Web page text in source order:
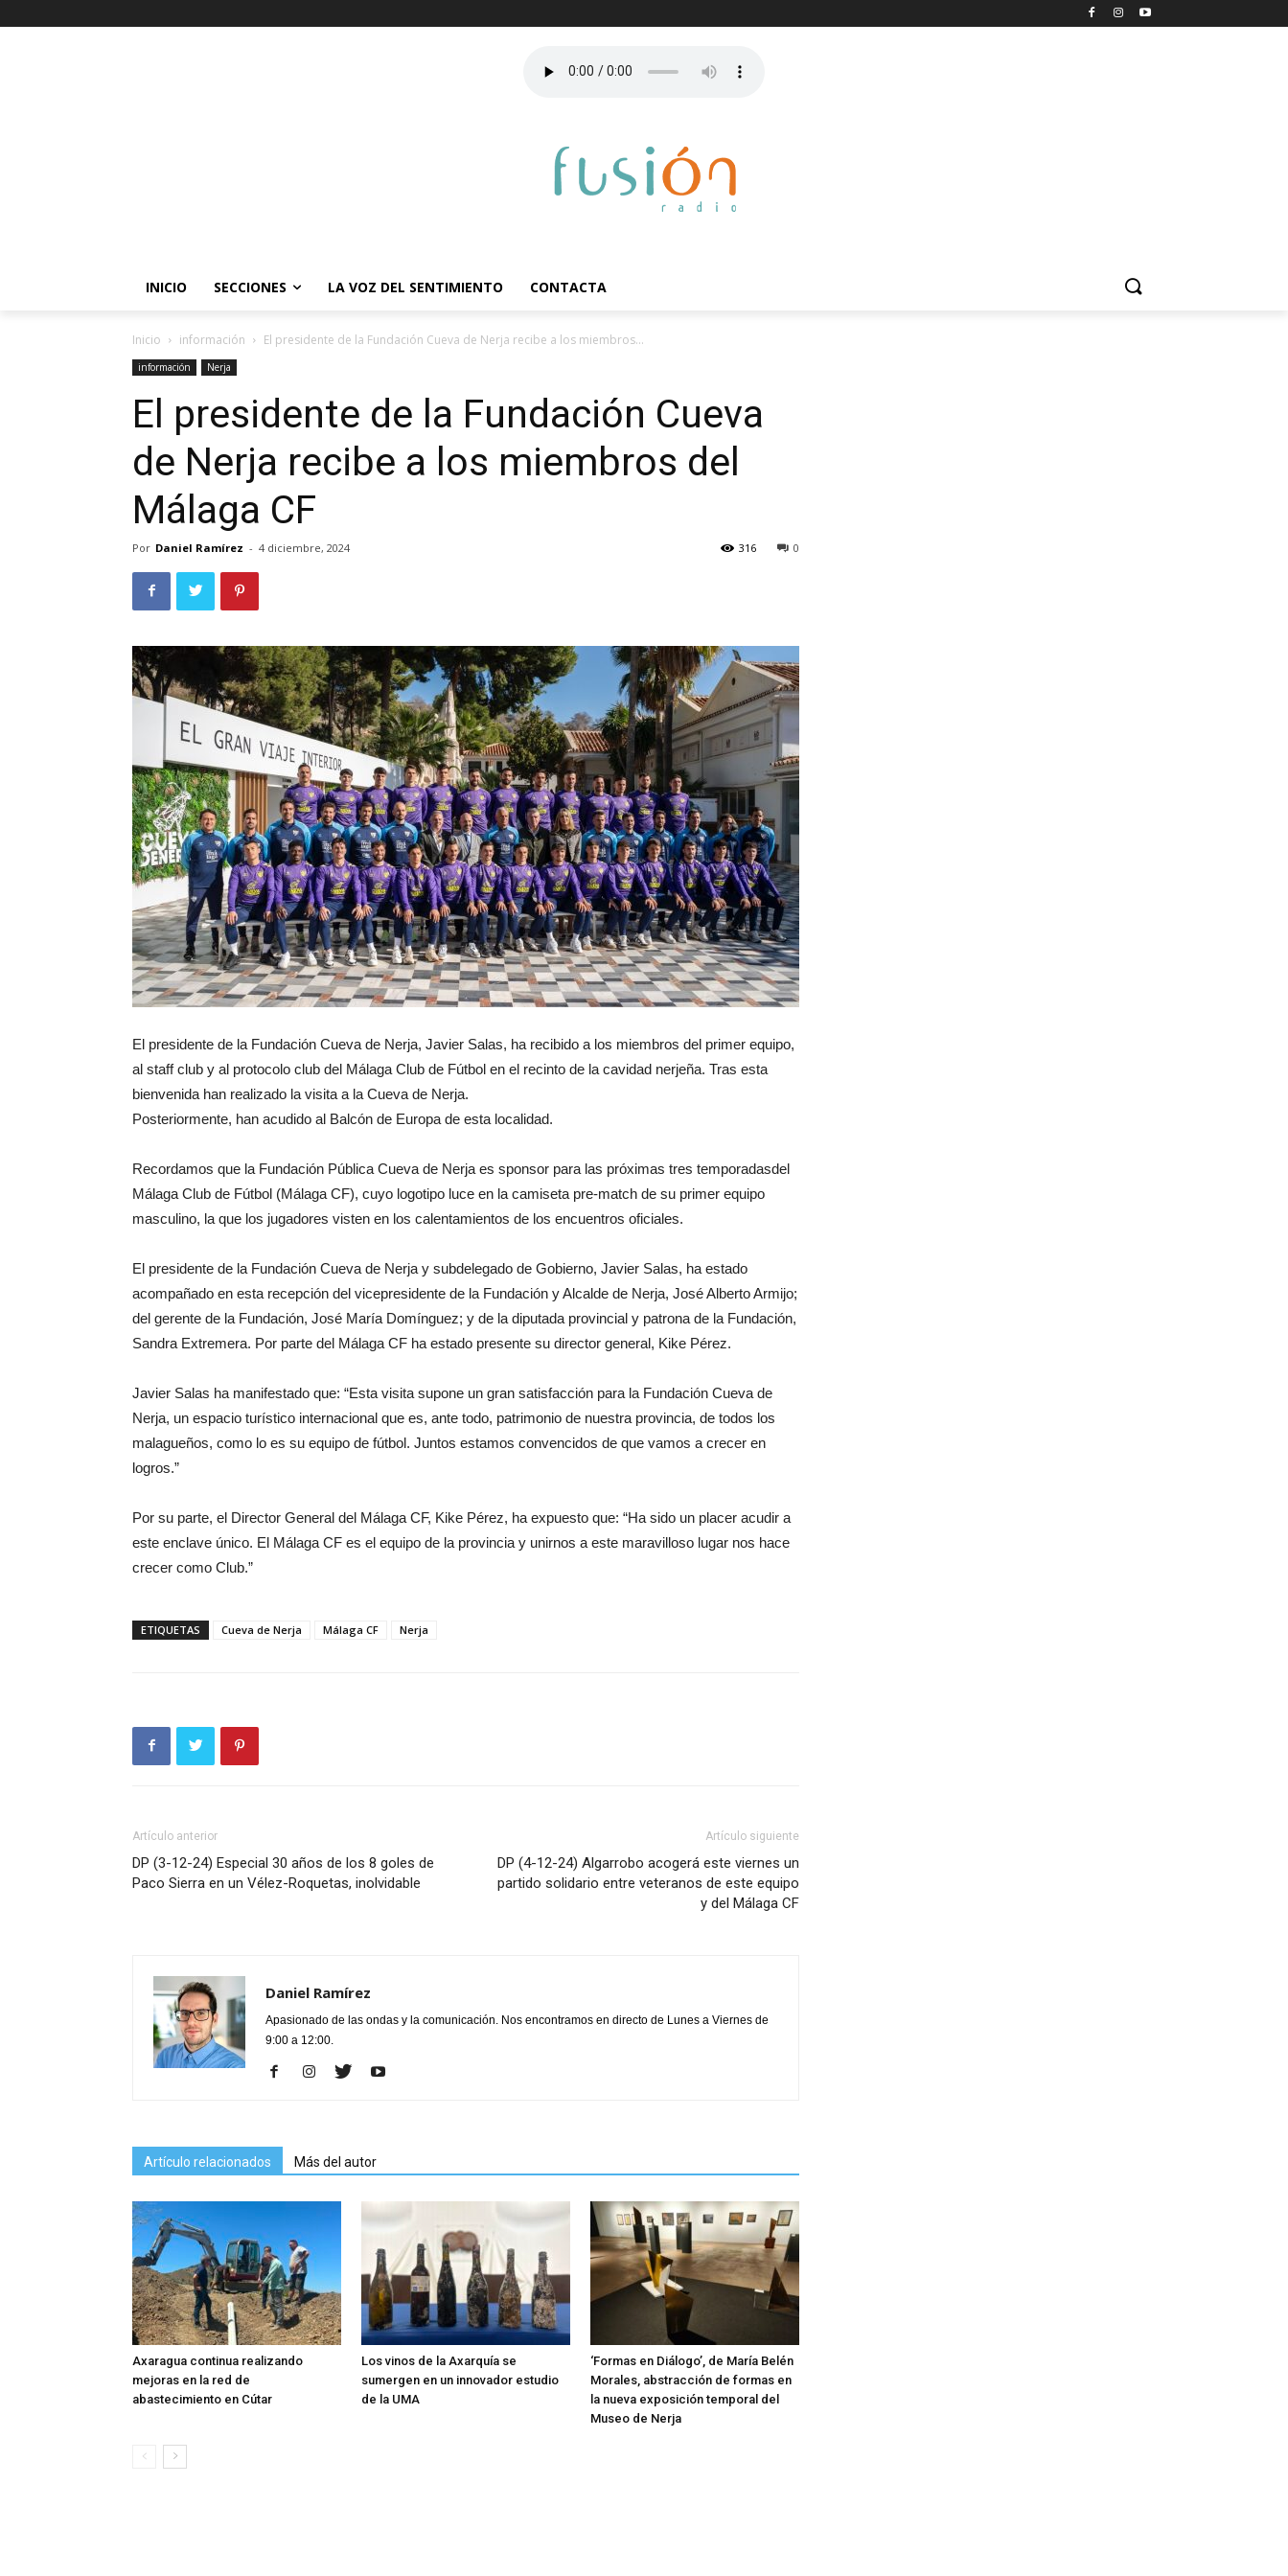
INICIO SECCIONES LA VOZ DEL SENTIMIENTO CONTACTA
Inicio información El presidente de la Fundación Cueva de Nerja recibe a los miembros...
información Nerja
El presidente de la Fundación Cueva
de Nerja recibe a los miembros del
Málaga CF
Por Daniel Ramírez - 4 diciembre, 2024 0
316
El presidente de la Fundación Cueva de Nerja, Javier Salas, ha recibido a los miembros del primer equipo,
al staff club y al protocolo club del Málaga Club de Fútbol en el recinto de la cavidad nerjeña. Tras esta
bienvenida han realizado la visita a la Cueva de Nerja.
Posteriormente, han acudido al Balcón de Europa de esta localidad.
Recordamos que la Fundación Pública Cueva de Nerja es sponsor para las próximas tres temporadasdel
Málaga Club de Fútbol (Málaga CF), cuyo logotipo luce en la camiseta pre-match de su primer equipo
masculino, la que los jugadores visten en los calentamientos de los encuentros oficiales.
El presidente de la Fundación Cueva de Nerja y subdelegado de Gobierno, Javier Salas, ha estado
acompañado en esta recepción del vicepresidente de la Fundación y Alcalde de Nerja, José Alberto Armijo;
del gerente de la Fundación, José María Domínguez; y de la diputada provincial y patrona de la Fundación,
Sandra Extremera. Por parte del Málaga CF ha estado presente su director general, Kike Pérez.
Javier Salas ha manifestado que: “Esta visita supone un gran satisfacción para la Fundación Cueva de
Nerja, un espacio turístico internacional que es, ante todo, patrimonio de nuestra provincia, de todos los
malagueños, como lo es su equipo de fútbol. Juntos estamos convencidos de que vamos a crecer en
logros.”
Por su parte, el Director General del Málaga CF, Kike Pérez, ha expuesto que: “Ha sido un placer acudir a
este enclave único. El Málaga CF es el equipo de la provincia y unirnos a este maravilloso lugar nos hace
crecer como Club.”
ETIQUETAS Cueva de Nerja Málaga CF Nerja
Artículo anterior
DP (3-12-24) Especial 30 años de los 8 goles de
Paco Sierra en un Vélez-Roquetas, inolvidable
Artículo siguiente
DP (4-12-24) Algarrobo acogerá este viernes un
partido solidario entre veteranos de este equipo
y del Málaga CF
Daniel Ramírez
Apasionado de las ondas y la comunicación. Nos encontramos en directo de Lunes a Viernes de
9:00 a 12:00.
Artículo relacionados Más del autor
Axaragua continua realizando
mejoras en la red de
abastecimiento en Cútar
Los vinos de la Axarquía se
sumergen en un innovador estudio
de la UMA
‘Formas en Diálogo’, de María Belén
Morales, abstracción de formas en
la nueva exposición temporal del
Museo de Nerja